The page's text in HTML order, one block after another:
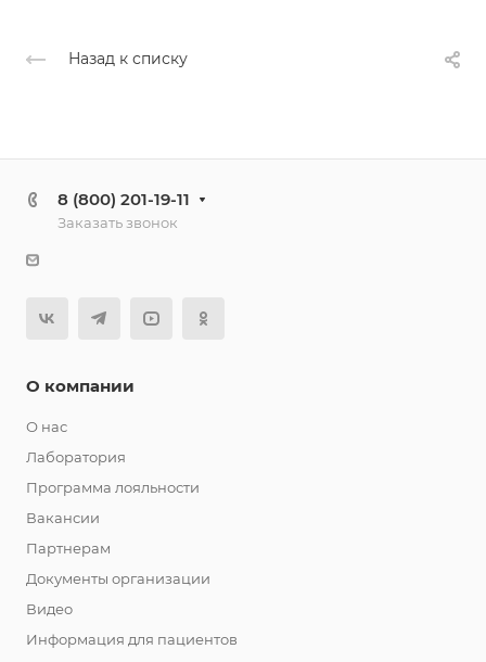
Назад к списку
8 (800) 201-19-11
Заказать звонок
О компании
О нас
Лаборатория
Программа лояльности
Вакансии
Партнерам
Документы организации
Видео
Информация для пациентов